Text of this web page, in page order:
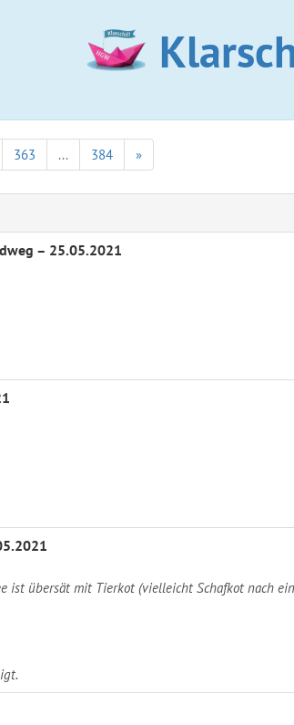
363 ... 384 »
– 25.05.2021
ist übersät mit Tierkot (vielleicht Schafkot nach